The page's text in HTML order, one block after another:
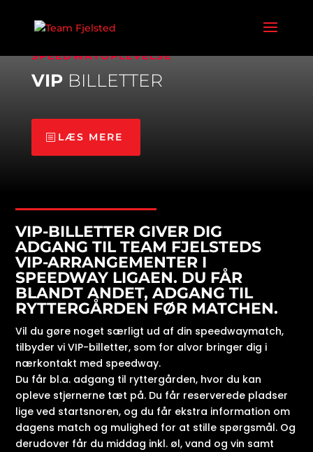
SPEEDWAYOPLEVELSE
VIP BILLETTER
LÆS MERE
VIP-BILLETTER GIVER DIG
ADGANG TIL TEAM FJELSTEDS
VIP-ARRANGEMENTER I
SPEEDWAY LIGAEN. DU FÅR
BLANDT ANDET, ADGANG TIL
RYTTERGÅRDEN FØR MATCHEN.
Vil du gøre noget særligt ud af din speedwaymatch,
tilbyder vi VIP-billetter, som for alvor bringer dig i
nærkontakt med speedway.
Du får bl.a. adgang til ryttergården, hvor du kan
opleve stjernerne tæt på. Du får reserverede pladser
lige ved startsnoren, og du får ekstra information om
dagens match og mulighed for at stille spørgsmål. Og
derudover får du middag inkl. øl, vand og vin samt